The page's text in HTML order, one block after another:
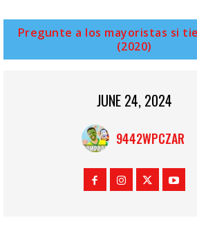
Pregunte a los mayoristas si
(2020)
JUNE 24, 2024
9442WPCZAR